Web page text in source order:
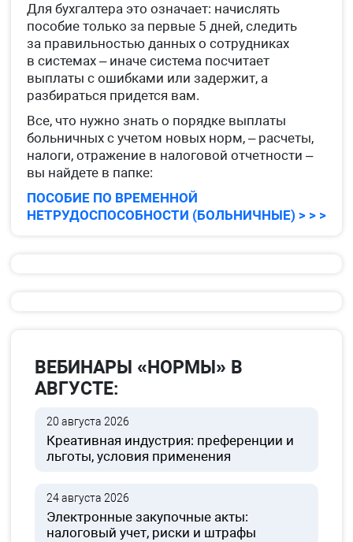
Для бухгалтера это означает: начислять
пособие только за первые 5 дней, следить
за правильностью данных о сотрудниках
в системах – иначе система посчитает
выплаты с ошибками или задержит, а
разбираться придется вам.
Все, что нужно знать о порядке выплаты
больничных с учетом новых норм, – расчеты,
налоги, отражение в налоговой отчетности –
вы найдете в папке:
ПОСОБИЕ ПО ВРЕМЕННОЙ
НЕТРУДОСПОСОБНОСТИ (БОЛЬНИЧНЫЕ) > > >
ВЕБИНАРЫ «НОРМЫ» В
АВГУСТЕ:
20 августа 2026
Креативная индустрия: преференции и
льготы, условия применения
24 августа 2026
Электронные закупочные акты:
налоговый учет, риски и штрафы